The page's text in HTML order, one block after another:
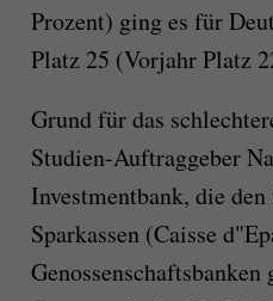
Prozent) ging es für
Platz 25 (Vorjahr Platz
Grund für das
Studien-Auftraggeber
Investmentbank, die
Sparkassen (Caisse
Genossenschaftsbanken